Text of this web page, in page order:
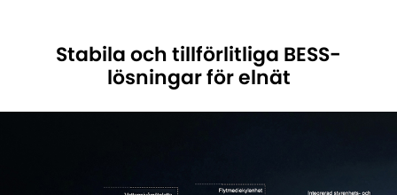
Stabila och tillförlitliga BESS-
lösningar för elnät